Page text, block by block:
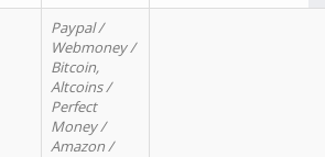
Paypal /
Webmoney /
Bitcoin,
Altcoins /
Perfect
Money /
Amazon /